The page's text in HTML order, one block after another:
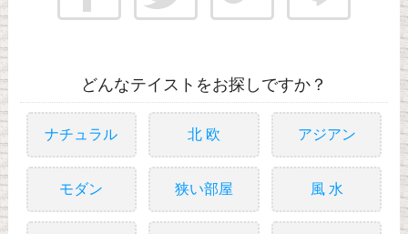
どんなテイストをお探しですか？
ナチュラル 北 欧 アジアン
モダン 狭い部屋 風 水